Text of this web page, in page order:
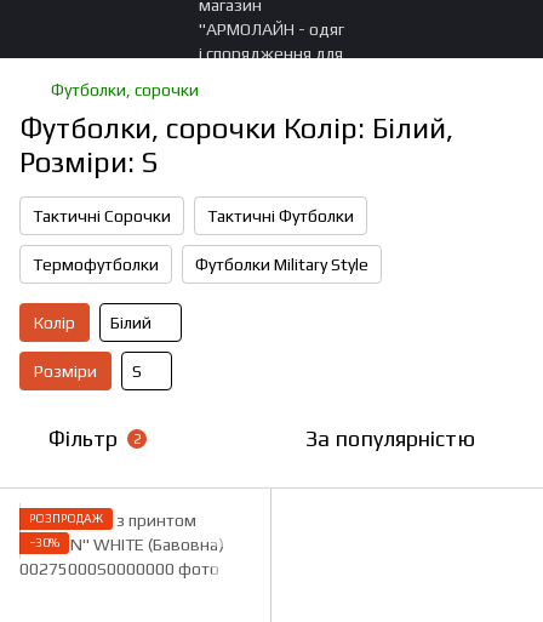
Футболки, сорочки
Футболки, сорочки Колір: Білий,
Розміри: S
Тактичні Сорочки Тактичні Футболки
Термофутболки Футболки Military Style
Колір Білий
Розміри S
Фільтр 2 За популярністю
РОЗПРОДАЖ
−30%